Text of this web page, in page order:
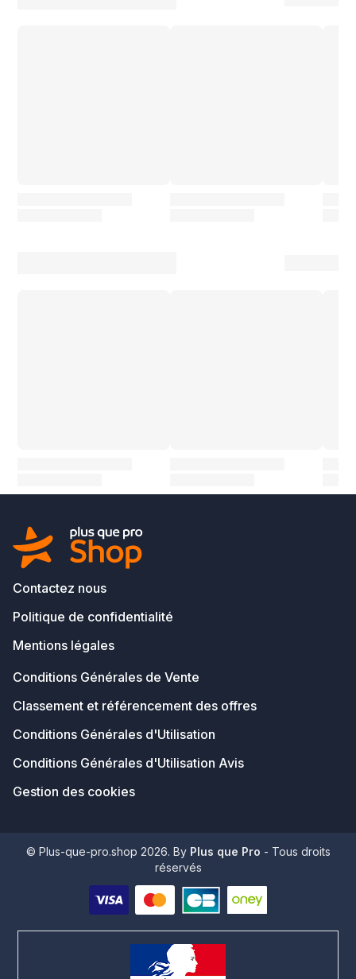
Contactez nous
Politique de confidentialité
Mentions légales
Conditions Générales de Vente
Classement et référencement des offres
Conditions Générales d'Utilisation
Conditions Générales d'Utilisation Avis
Gestion des cookies
© Plus-que-pro.shop 2026. By Plus que Pro - Tous droits
réservés